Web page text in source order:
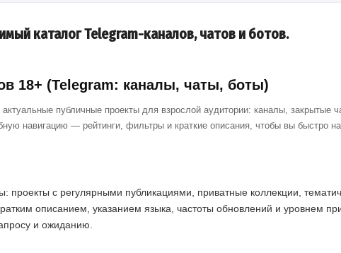
каталог Telegram-каналов, чатов и ботов.
18+ (Telegram: каналы, чаты, боты)
публичные проекты для взрослой аудитории: каналы, закрытые
навигацию — рейтинги, фильтры и краткие описания, чтобы вы быстро
с регулярными публикациями, приватные коллекции,
описанием, указанием языка, частоты обновлений и уровнем
и ожиданию.